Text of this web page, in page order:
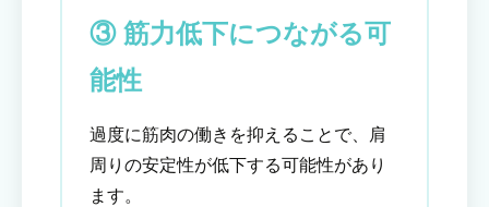
③ 筋力低下につながる可
能性
過度に筋肉の働きを抑えることで、肩
周りの安定性が低下する可能性があり
ます。